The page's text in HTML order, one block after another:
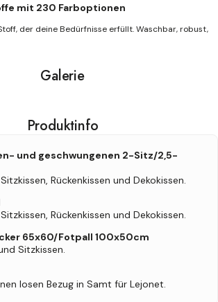
mit 230 Farboptionen
der deine Bedürfnisse erfüllt. Waschbar, robust,
Galerie
Produktinfo
und geschwungenen 2-Sitz/2,5-
Rückenkissen und Dekokissen.
Rückenkissen und Dekokissen.
65x60/Fotpall 100x50cm
Sitzkissen.
losen Bezug in Samt für Lejonet.